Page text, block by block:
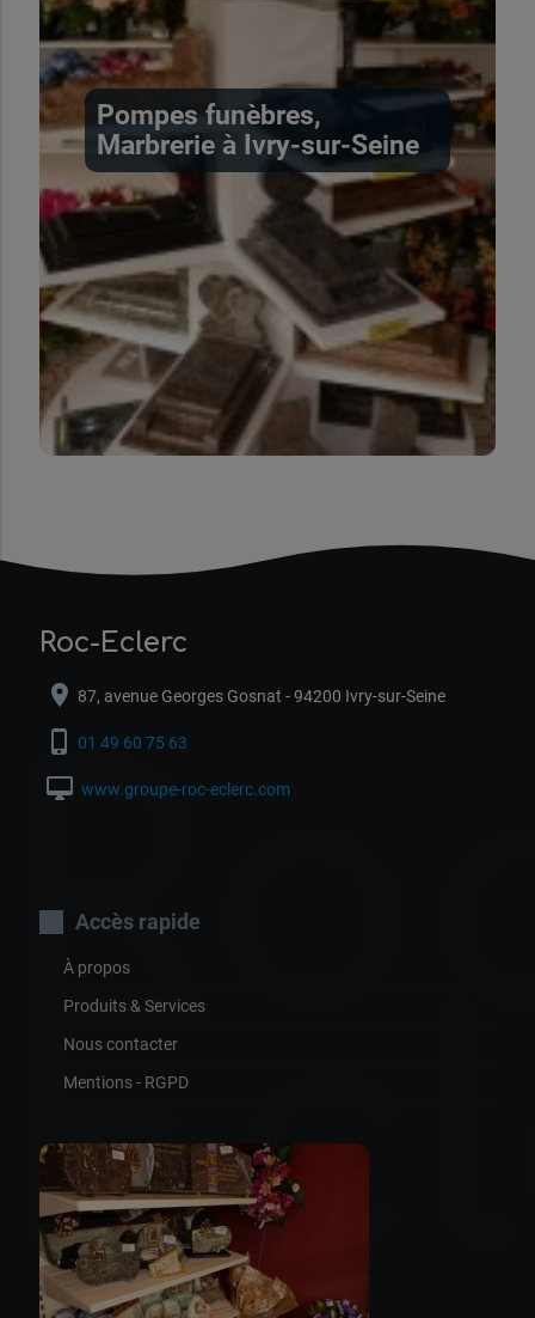
Pompes funèbres,
Marbrerie à Ivry-sur-Seine
Roc-Eclerc
location_on 87, avenue Georges Gosnat - 94200 Ivry-sur-Seine
phone_iphone 01 49 60 75 63
desktop_mac www.groupe-roc-eclerc.com
Accès rapide
À propos
Produits & Services
Nous contacter
Mentions - RGPD